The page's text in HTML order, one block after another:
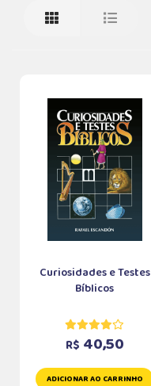
Curiosidades e Testes
Bíblicos
R$ 40,50
ADICIONAR AO CARRINHO